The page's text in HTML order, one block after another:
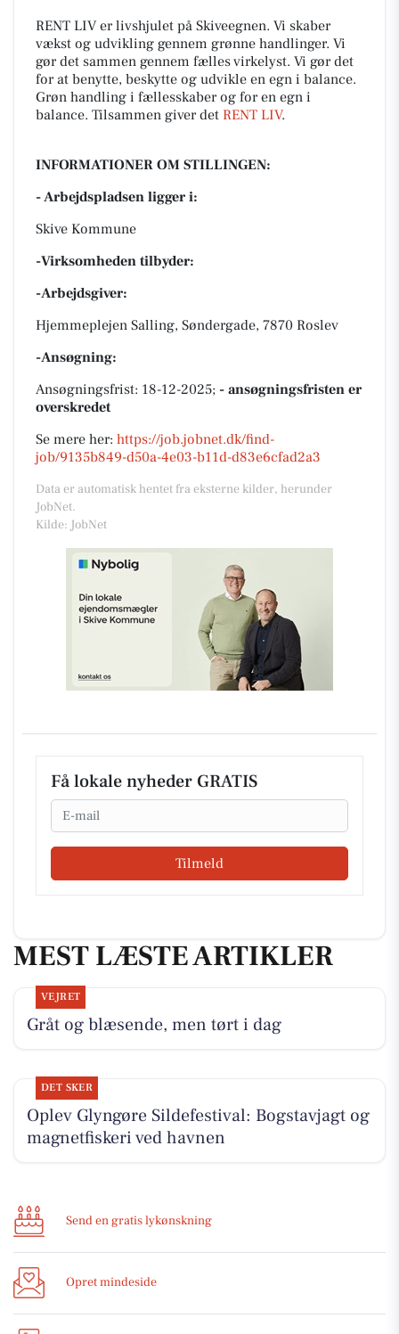
RENT LIV er livshjulet på Skiveegnen. Vi skaber
vækst og udvikling gennem grønne handlinger. Vi
gør det sammen gennem fælles virkelyst. Vi gør det
for at benytte, beskytte og udvikle en egn i balance.
Grøn handling i fællesskaber og for en egn i
balance. Tilsammen giver det RENT LIV.
INFORMATIONER OM STILLINGEN:
- Arbejdspladsen ligger i:
Skive Kommune
-Virksomheden tilbyder:
-Arbejdsgiver:
Hjemmeplejen Salling, Søndergade, 7870 Roslev
-Ansøgning:
Ansøgningsfrist: 18-12-2025; - ansøgningsfristen er
overskredet
Se mere her: https://job.jobnet.dk/find-
job/9135b849-d50a-4e03-b11d-d83e6cfad2a3
Data er automatisk hentet fra eksterne kilder, herunder
JobNet.
Kilde: JobNet
Få lokale nyheder GRATIS
Email
Tilmeld
MEST LÆSTE ARTIKLER
VEJRET
Gråt og blæsende, men tørt i dag
DET SKER
Oplev Glyngøre Sildefestival: Bogstavjagt og
magnetfiskeri ved havnen
Send en gratis lykønskning
Opret mindeside